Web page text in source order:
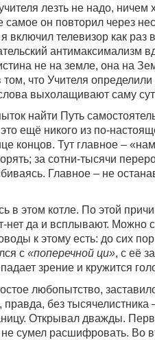
лезть не надо,
самое он повторил через
включил телевизор как
антимаксимализм
не на земле, она на
что Учителя определили
выхолащивают саму
найти Путь
ещё никого из по-
концов. Тут главное –
за сотни-тысячи
Главное – не
в этом котле. По этой
нет да и всплывают. Можно
к этому есть: до сих
с «поперечной ци», с её
падает зрение и кружится
любопытство,
без тысячелистника
Открывал дважды.
сумел расшифровать. Во